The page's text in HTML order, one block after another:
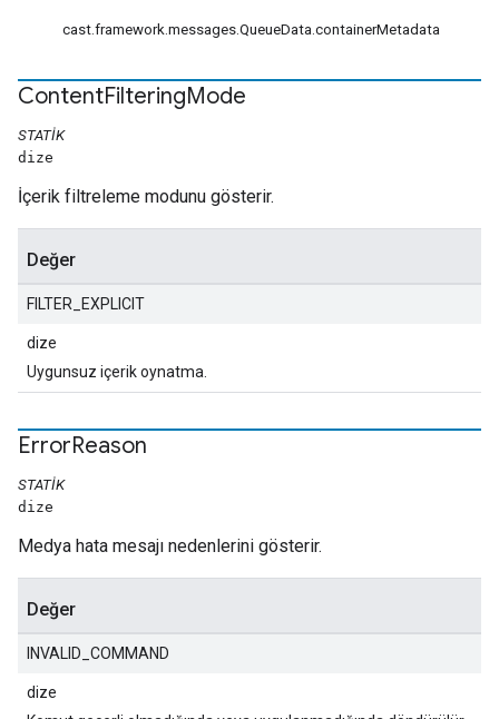
cast.framework.messages.QueueData.containerMetadata
ContentFilteringMode
STATIK
dize
İçerik filtreleme modunu gösterir.
Değer
FILTER_EXPLICIT
dize
Uygunsuz içerik oynatma.
ErrorReason
STATIK
dize
Medya hata mesajı nedenlerini gösterir.
Değer
INVALID_COMMAND
dize